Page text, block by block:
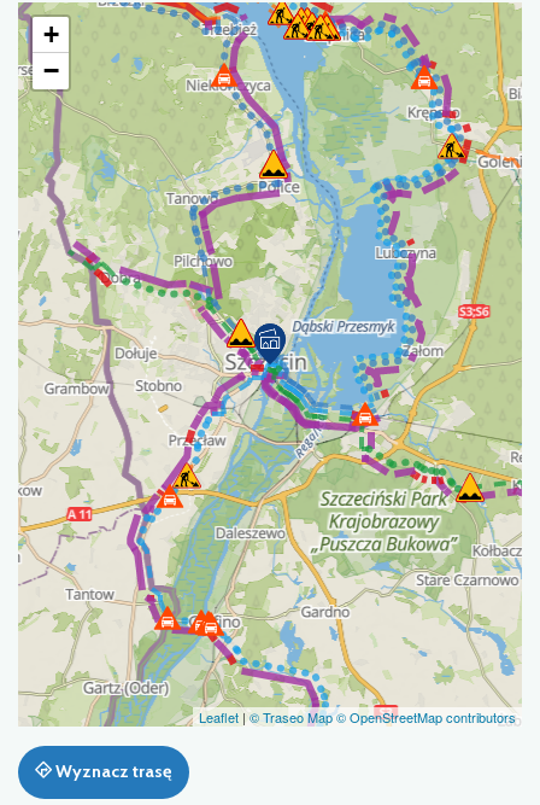
+
−
Leaflet | © Traseo Map© OpenStreetMap contributors
Wyznacz trasę